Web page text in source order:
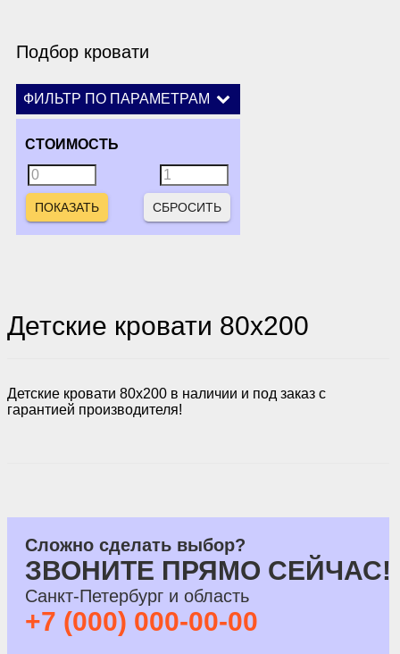
Детские кровати 80x200
Детские кровати 80x200 в наличии и под заказ с
гарантией производителя!
Подбор кровати
ФИЛЬТР ПО ПАРАМЕТРАМ
СТОИМОСТЬ
СБРОСИТЬ
Сложно сделать выбор?
ЗВОНИТЕ ПРЯМО СЕЙЧАС!
Санкт-Петербург и область
+7 (000) 000-00-00